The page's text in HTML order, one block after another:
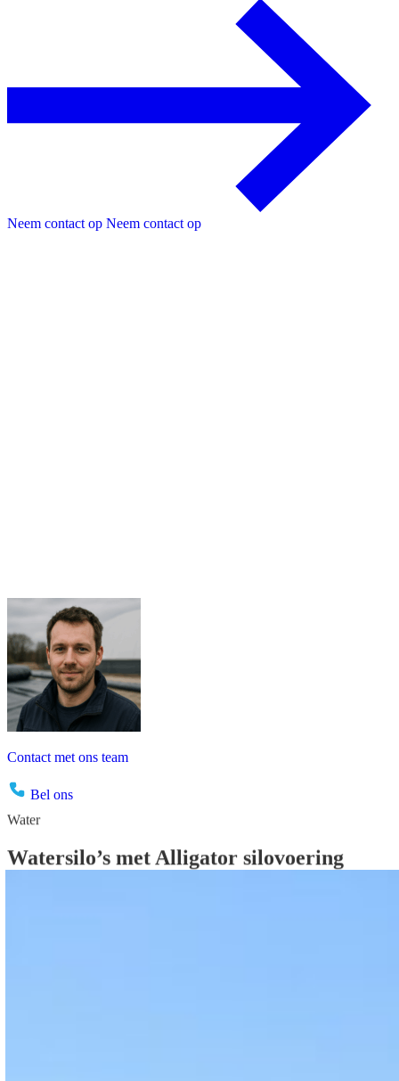
Neem contact op Neem contact op
Contact met ons team
Bel ons
Water
Watersilo’s met Alligator silovoering